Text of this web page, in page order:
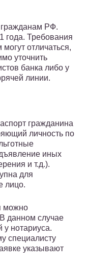
гражданам РФ.
года. Требования
отличаться,
уточнить
банка либо у
линии.
гражданина
личность по
иных
и т.д.).
для
лицо.
можно
данном случае
у нотариуса.
специалисту
указывают